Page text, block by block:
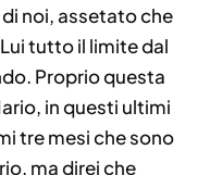
noi, assetato che
tutto il limite dal
Proprio questa
in questi ultimi
tre mesi che sono
ma direi che